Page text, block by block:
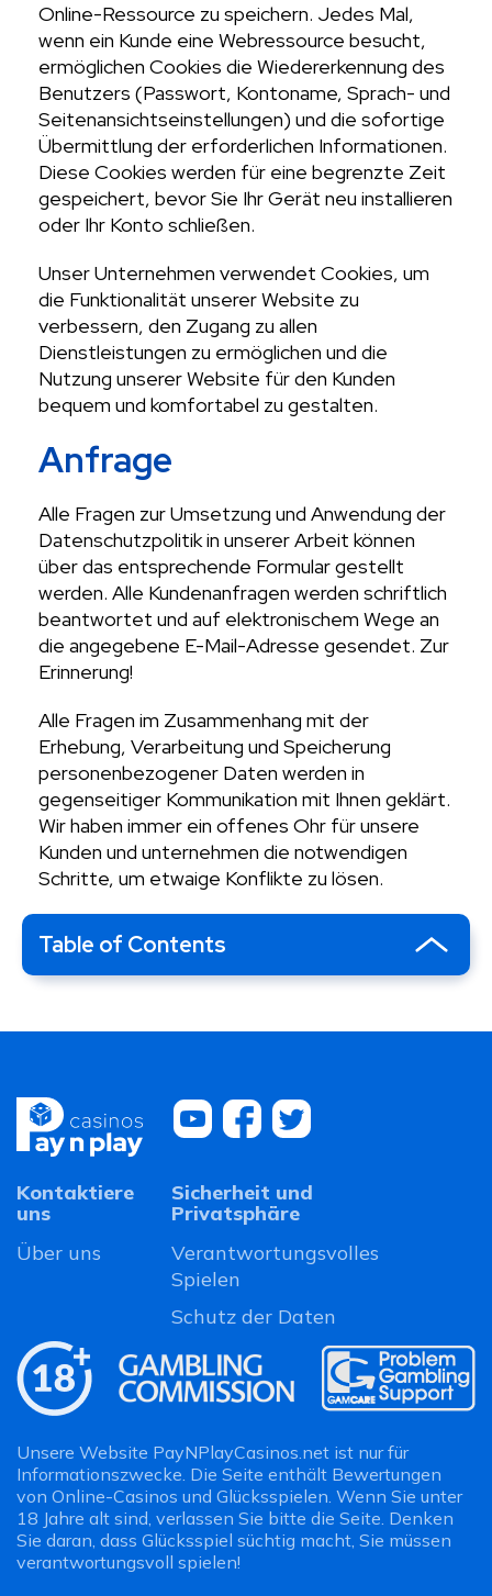
Online-Ressource zu speichern. Jedes Mal,
wenn ein Kunde eine Webressource besucht,
ermöglichen Cookies die Wiedererkennung des
Benutzers (Passwort, Kontoname, Sprach- und
Seitenansichtseinstellungen) und die sofortige
Übermittlung der erforderlichen Informationen.
Diese Cookies werden für eine begrenzte Zeit
gespeichert, bevor Sie Ihr Gerät neu installieren
oder Ihr Konto schließen.
Unser Unternehmen verwendet Cookies, um
die Funktionalität unserer Website zu
verbessern, den Zugang zu allen
Dienstleistungen zu ermöglichen und die
Nutzung unserer Website für den Kunden
bequem und komfortabel zu gestalten.
Anfrage
Alle Fragen zur Umsetzung und Anwendung der
Datenschutzpolitik in unserer Arbeit können
über das entsprechende Formular gestellt
werden. Alle Kundenanfragen werden schriftlich
beantwortet und auf elektronischem Wege an
die angegebene E-Mail-Adresse gesendet. Zur
Erinnerung!
Alle Fragen im Zusammenhang mit der
Erhebung, Verarbeitung und Speicherung
personenbezogener Daten werden in
gegenseitiger Kommunikation mit Ihnen geklärt.
Wir haben immer ein offenes Ohr für unsere
Kunden und unternehmen die notwendigen
Schritte, um etwaige Konflikte zu lösen.
Table of Contents
Kontaktiere
uns
Über uns
Sicherheit und
Privatsphäre
Verantwortungsvolles
Spielen
Schutz der Daten
Unsere Website PayNPlayCasinos.net ist nur für
Informationszwecke. Die Seite enthält Bewertungen
von Online-Casinos und Glücksspielen. Wenn Sie unter
18 Jahre alt sind, verlassen Sie bitte die Seite. Denken
Sie daran, dass Glücksspiel süchtig macht, Sie müssen
verantwortungsvoll spielen!